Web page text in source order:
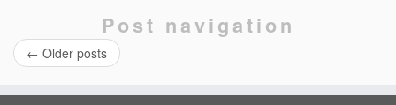
Post navigation
← Older posts